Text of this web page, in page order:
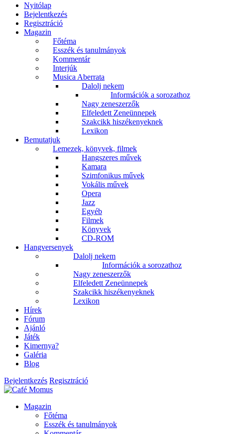
Nyitólap
Bejelentkezés
Regisztráció
Magazin
Főtéma
Esszék és tanulmányok
Kommentár
Interjúk
Musica Aberrata
Dalolj nekem
Információk a sorozathoz
Nagy zeneszerzők
Elfeledett Zeneünnepek
Szakcikk hiszékenyeknek
Lexikon
Bemutatjuk
Lemezek, könyvek, filmek
Hangszeres művek
Kamara
Szimfonikus művek
Vokális művek
Opera
Jazz
Egyéb
Filmek
Könyvek
CD-ROM
Hangversenyek
Dalolj nekem
Információk a sorozathoz
Nagy zeneszerzők
Elfeledett Zeneünnepek
Szakcikk hiszékenyeknek
Lexikon
Hírek
Fórum
Ajánló
Játék
Kimernya?
Galéria
Blog
Bejelentkezés Regisztráció
Magazin
Főtéma
Esszék és tanulmányok